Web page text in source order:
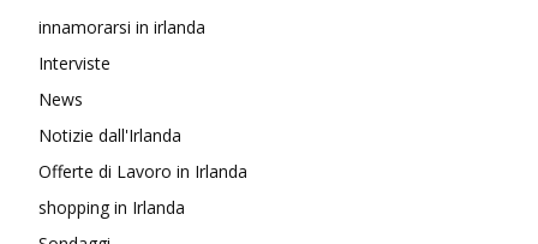
innamorarsi in irlanda
Interviste
News
Notizie dall'Irlanda
Offerte di Lavoro in Irlanda
shopping in Irlanda